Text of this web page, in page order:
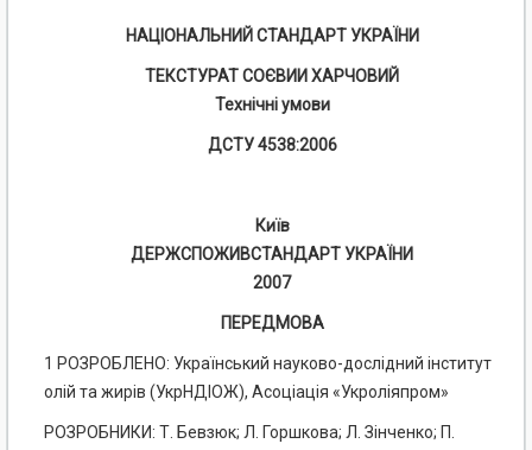
НАЦІОНАЛЬНИЙ СТАНДАРТ УКРАЇНИ
ТЕКСТУРАТ СОЄВИИ ХАРЧОВИЙ
Технічні умови
ДСТУ 4538:2006
Київ
ДЕРЖСПОЖИВСТАНДАРТ УКРАЇНИ
2007
ПЕРЕДМОВА
1 РОЗРОБЛЕНО: Український науково-дослідний інститут
олій та жирів (УкрНДІОЖ), Асоціація «Укроліяпром»
РОЗРОБНИКИ: Т. Бевзюк; Л. Горшкова; Л. Зінченко; П.